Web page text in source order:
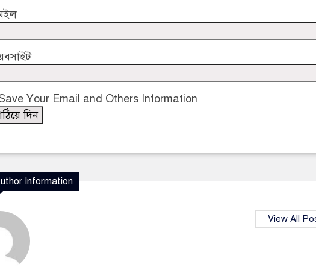
Your Email and Others Information
Information
View All